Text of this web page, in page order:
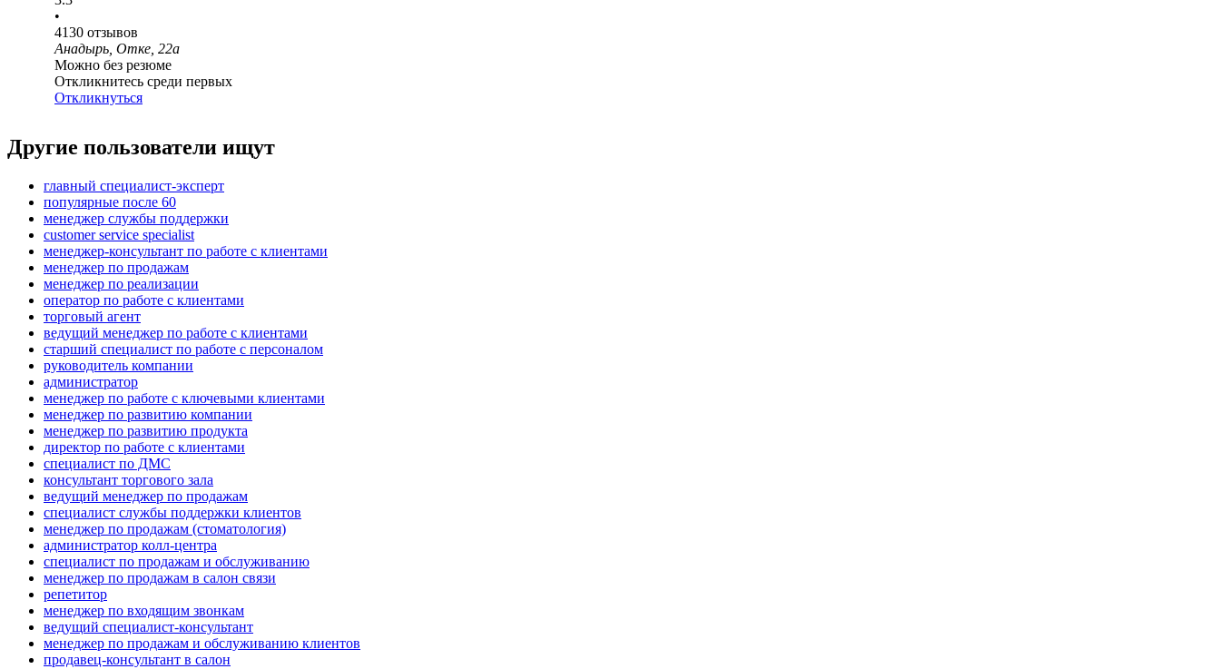
•
4130 отзывов
Анадырь, Отке, 22а
Можно без резюме
Откликнитесь среди первых
Откликнуться
Другие пользователи ищут
главный специалист-эксперт
популярные после 60
менеджер службы поддержки
customer service specialist
менеджер-консультант по работе с клиентами
менеджер по продажам
менеджер по реализации
оператор по работе с клиентами
торговый агент
ведущий менеджер по работе с клиентами
старший специалист по работе с персоналом
руководитель компании
администратор
менеджер по работе с ключевыми клиентами
менеджер по развитию компании
менеджер по развитию продукта
директор по работе с клиентами
специалист по ДМС
консультант торгового зала
ведущий менеджер по продажам
специалист службы поддержки клиентов
менеджер по продажам (стоматология)
администратор колл-центра
специалист по продажам и обслуживанию
менеджер по продажам в салон связи
репетитор
менеджер по входящим звонкам
ведущий специалист-консультант
менеджер по продажам и обслуживанию клиентов
продавец-консультант в салон